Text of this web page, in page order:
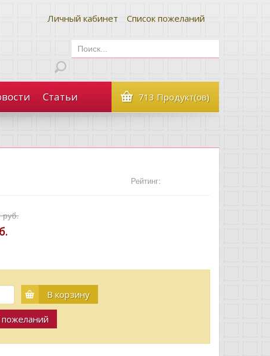
Личный кабинет Список пожеланий
Статьи 713 Продукт(ов)
Рейтинг:
руб.
В корзину
пожеланий